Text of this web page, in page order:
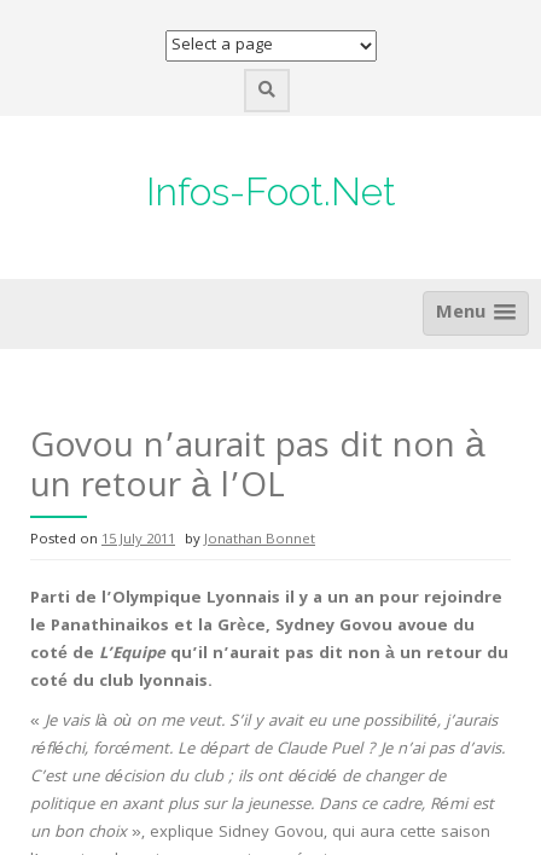
Infos-Foot.Net
Menu
Govou n’aurait pas dit non à
un retour à l’OL
Posted on 15 July 2011 byJonathan Bonnet
Parti de l’Olympique Lyonnais il y a un an pour rejoindre
le Panathinaikos et la Grèce, Sydney Govou avoue du
coté de L’Equipequ’il n’aurait pas dit non à un retour du
coté du club lyonnais.
«Je vais là où on me veut. S’il y avait eu une possibilité, j’aurais
réfléchi, forcément. Le départ de Claude Puel ? Je n’ai pas d’avis.
C’est une décision du club ; ils ont décidé de changer de
politique en axant plus sur la jeunesse. Dans ce cadre, Rémi est
un bon choix», explique Sidney Govou, qui aura cette saison